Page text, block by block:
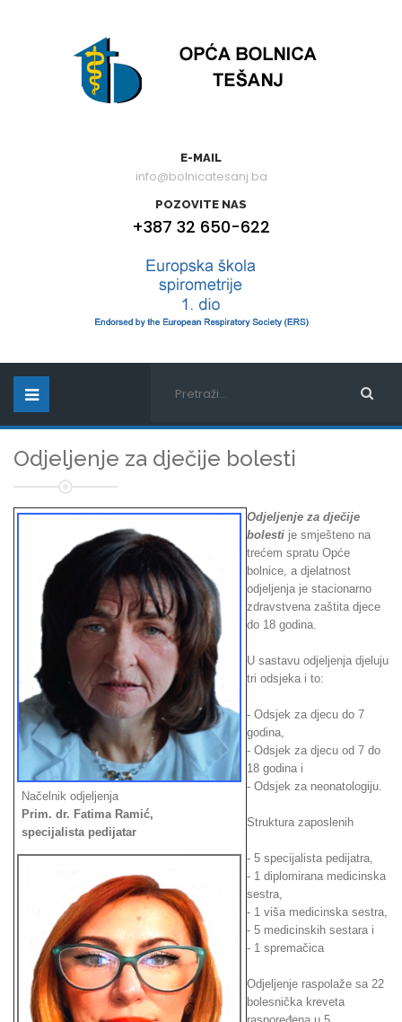
E-MAIL
info@bolnicatesanj.ba
POZOVITE NAS
+387 32 650-622
Odjeljenje za dječije bolesti
Načelnik odjeljenja
Prim. dr. Fatima Ramić,
specijalista pedijatar
Odjeljenje za dječije
bolesti je smješteno na
trećem spratu Opće
bolnice, a djelatnost
odjeljenja je stacionarno
zdravstvena zaštita djece
do 18 godina.
U sastavu odjeljenja djeluju
tri odsjeka i to:
- Odsjek za djecu do 7
godina,
- Odsjek za djecu od 7 do
18 godina i
- Odsjek za neonatologiju.
Struktura zaposlenih
- 5 specijalista pedijatra,
- 1 diplomirana medicinska
sestra,
- 1 viša medicinska sestra,
- 5 medicinskih sestara i
- 1 spremačica
Odjeljenje raspolaže sa 22
bolesnička kreveta